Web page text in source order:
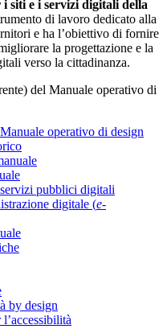
siti e i servizi digitali della
di lavoro dedicato alla
e ha l’obiettivo di fornire
la progettazione e la
verso la cittadinanza.
del Manuale operativo di
operativo di design
pubblici digitali
digitale (e-
by design